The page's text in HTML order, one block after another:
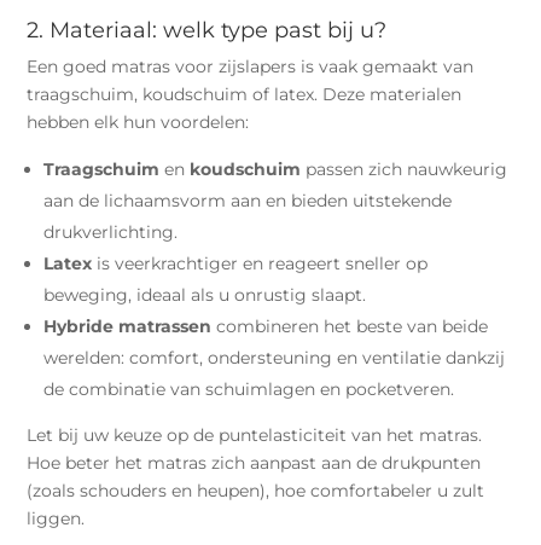
2. Materiaal: welk type past bij u?
Een goed matras voor zijslapers is vaak gemaakt van
traagschuim, koudschuim of latex. Deze materialen
hebben elk hun voordelen:
Traagschuim en koudschuim passen zich nauwkeurig
aan de lichaamsvorm aan en bieden uitstekende
drukverlichting.
Latex is veerkrachtiger en reageert sneller op
beweging, ideaal als u onrustig slaapt.
Hybride matrassen combineren het beste van beide
werelden: comfort, ondersteuning en ventilatie dankzij
de combinatie van schuimlagen en pocketveren.
Let bij uw keuze op de puntelasticiteit van het matras.
Hoe beter het matras zich aanpast aan de drukpunten
(zoals schouders en heupen), hoe comfortabeler u zult
liggen.